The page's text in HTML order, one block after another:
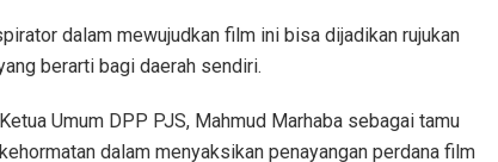
dalam mewujudkan film ini bisa dijadikan rujukan
berarti bagi daerah sendiri.
Ketua Umum DPP PJS, Mahmud Marhaba sebagai tamu
kehormatan dalam menyaksikan penayangan perdana film